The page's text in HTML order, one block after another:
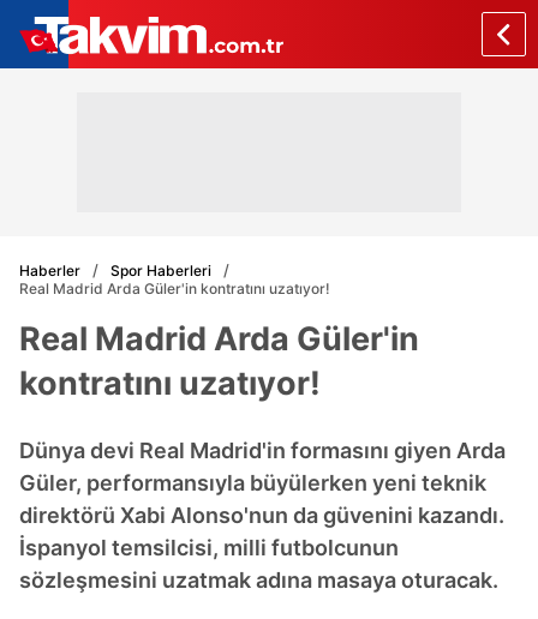
Haberler
Spor Haberleri
Real Madrid Arda Güler'in kontratını uzatıyor!
Real Madrid Arda Güler'in
kontratını uzatıyor!
Dünya devi Real Madrid'in formasını giyen Arda
Güler, performansıyla büyülerken yeni teknik
direktörü Xabi Alonso'nun da güvenini kazandı.
İspanyol temsilcisi, milli futbolcunun
sözleşmesini uzatmak adına masaya oturacak.